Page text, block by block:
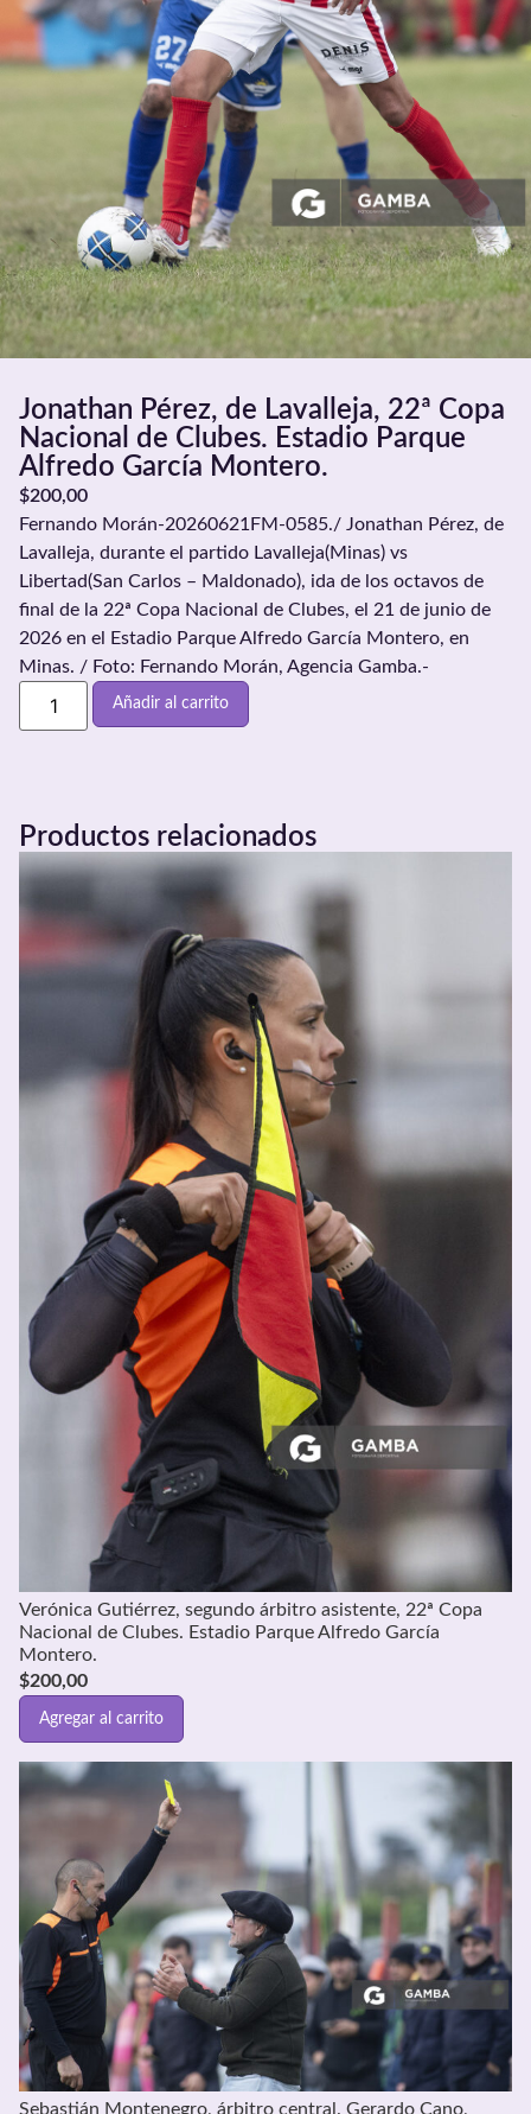
Jonathan Pérez, de Lavalleja, 22ª Copa
Nacional de Clubes. Estadio Parque
Alfredo García Montero.
$200,00
Fernando Morán-20260621FM-0585./ Jonathan Pérez, de
Lavalleja, durante el partido Lavalleja(Minas) vs
Libertad(San Carlos – Maldonado), ida de los octavos de
final de la 22ª Copa Nacional de Clubes, el 21 de junio de
2026 en el Estadio Parque Alfredo García Montero, en
Minas. / Foto: Fernando Morán, Agencia Gamba.-
Añadir al carrito
Productos relacionados
Verónica Gutiérrez, segundo árbitro asistente, 22ª Copa
Nacional de Clubes. Estadio Parque Alfredo García
Montero.
$200,00
Agregar al carrito
Sebastián Montenegro, árbitro central. Gerardo Cano,